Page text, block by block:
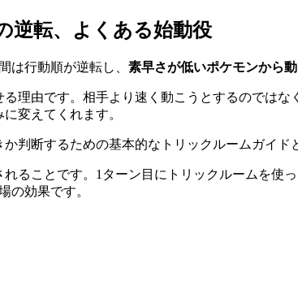
逆転、よくある始動役
は行動順が逆転し、 素早さが低いポケモンから
理由です。相手より速く動こうとするのでは
変えてくれます。
判断するための基本的なトリックルームガイド
ることです。1ターン目にトリックルームを使
の効果です。